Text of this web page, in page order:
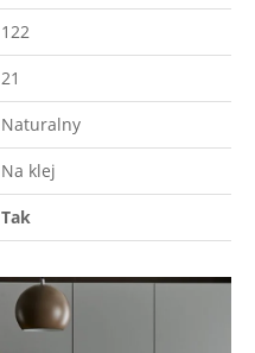
122
21
Naturalny
Na klej
Tak